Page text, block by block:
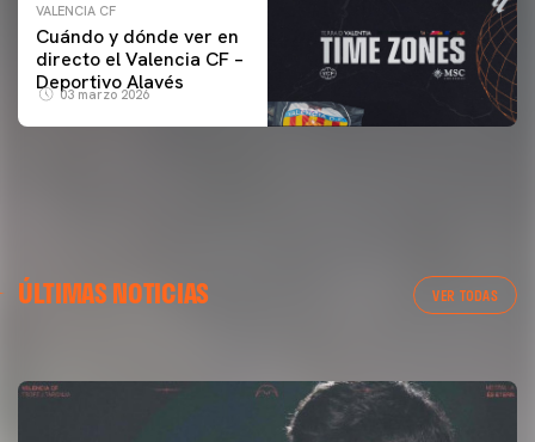
VALENCIA CF
Cuándo y dónde ver en
directo el Valencia CF –
Deportivo Alavés
03 marzo 2026
ÚLTIMAS NOTICIAS VER TODAS
54ª EDICIÓN TROFEU TARONJA